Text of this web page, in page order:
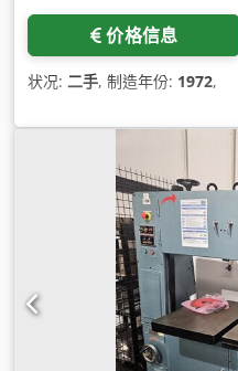
价格信息
状况: 二手, 制造年份: 1972,